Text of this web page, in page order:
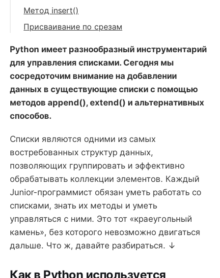
Метод insert()
Преимущества метода insert()
Присваивание по срезам
Python имеет разнообразный инструментарий
для управления списками. Сегодня мы
сосредоточим внимание на добавлении
данных в существующие списки с помощью
методов append(), extend() и альтернативных
способов.
Списки являются одними из самых
востребованных структур данных,
позволяющих группировать и эффективно
обрабатывать коллекции элементов. Каждый
Junior-программист обязан уметь работать со
списками, знать их методы и уметь
управляться с ними. Это тот «краеугольный
камень», без которого невозможно двигаться
дальше. Что ж, давайте разбираться. ↓
Как в Python используется